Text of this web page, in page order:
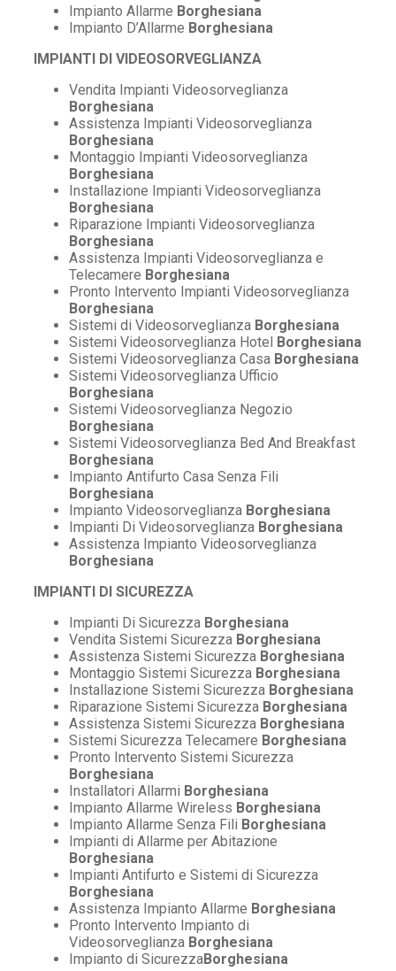
Impianto Allarme Borghesiana
Impianto D’Allarme Borghesiana
IMPIANTI DI VIDEOSORVEGLIANZA
Vendita Impianti Videosorveglianza
Borghesiana
Assistenza Impianti Videosorveglianza
Borghesiana
Montaggio Impianti Videosorveglianza
Borghesiana
Installazione Impianti Videosorveglianza
Borghesiana
Riparazione Impianti Videosorveglianza
Borghesiana
Assistenza Impianti Videosorveglianza e
Telecamere Borghesiana
Pronto Intervento Impianti Videosorveglianza
Borghesiana
Sistemi di Videosorveglianza Borghesiana
Sistemi Videosorveglianza Hotel Borghesiana
Sistemi Videosorveglianza Casa Borghesiana
Sistemi Videosorveglianza Ufficio
Borghesiana
Sistemi Videosorveglianza Negozio
Borghesiana
Sistemi Videosorveglianza Bed And Breakfast
Borghesiana
Impianto Antifurto Casa Senza Fili
Borghesiana
Impianto Videosorveglianza Borghesiana
Impianti Di Videosorveglianza Borghesiana
Assistenza Impianto Videosorveglianza
Borghesiana
IMPIANTI DI SICUREZZA
Impianti Di Sicurezza Borghesiana
Vendita Sistemi Sicurezza Borghesiana
Assistenza Sistemi Sicurezza Borghesiana
Montaggio Sistemi Sicurezza Borghesiana
Installazione Sistemi Sicurezza Borghesiana
Riparazione Sistemi Sicurezza Borghesiana
Assistenza Sistemi Sicurezza Borghesiana
Sistemi Sicurezza Telecamere Borghesiana
Pronto Intervento Sistemi Sicurezza
Borghesiana
Installatori Allarmi Borghesiana
Impianto Allarme Wireless Borghesiana
Impianto Allarme Senza Fili Borghesiana
Impianti di Allarme per Abitazione
Borghesiana
Impianti Antifurto e Sistemi di Sicurezza
Borghesiana
Assistenza Impianto Allarme Borghesiana
Pronto Intervento Impianto di
Videosorveglianza Borghesiana
Impianto di SicurezzaBorghesiana